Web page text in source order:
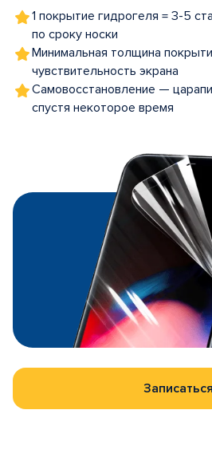
1 покрытие гидрогеля = 3-5
по сроку носки
Минимальная толщина
чувствительность экрана
Самовосстановление —
спустя некоторое время
Записаться